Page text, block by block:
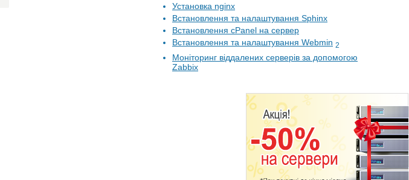
Установка nginx
Встановлення та налаштування Sphinx
Встановлення cPanel на сервер
Встановлення та налаштування Webmin 2
Моніторинг віддалених серверів за допомогою
Zabbix